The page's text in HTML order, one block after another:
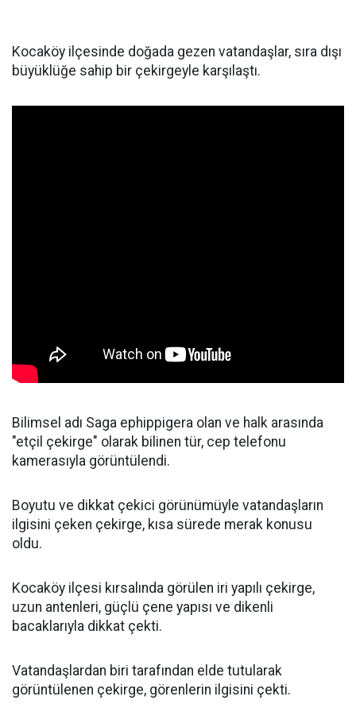
Kocaköy ilçesinde doğada gezen vatandaşlar, sıra dışı
büyüklüğe sahip bir çekirgeyle karşılaştı.
Bilimsel adı Saga ephippigera olan ve halk arasında
"etçil çekirge" olarak bilinen tür, cep telefonu
kamerasıyla görüntülendi.
Boyutu ve dikkat çekici görünümüyle vatandaşların
ilgisini çeken çekirge, kısa sürede merak konusu
oldu.
Kocaköy ilçesi kırsalında görülen iri yapılı çekirge,
uzun antenleri, güçlü çene yapısı ve dikenli
bacaklarıyla dikkat çekti.
Vatandaşlardan biri tarafından elde tutularak
görüntülenen çekirge, görenlerin ilgisini çekti.